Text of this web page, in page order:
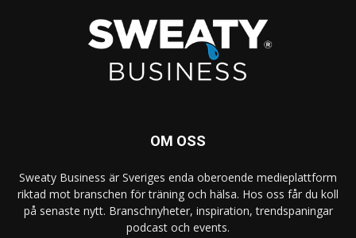
OM OSS
Sweaty Business är Sveriges enda oberoende medieplattform
riktad mot branschen för träning och hälsa. Hos oss får du koll
på senaste nytt. Branschnyheter, inspiration, trendspaningar
podcast och events.